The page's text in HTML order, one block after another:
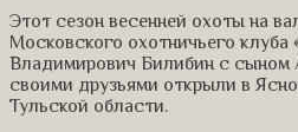
Этот сезон весенней охоты на
Московского охотничьего клуба
Владимирович Билибин с сыном
своими друзьями открыли в
Тульской области.